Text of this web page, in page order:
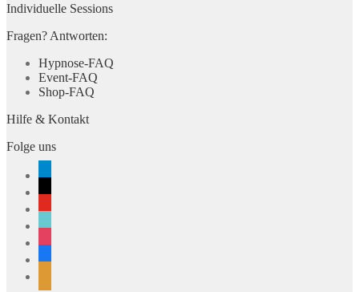
Individuelle Sessions
Fragen? Antworten:
Hypnose-FAQ
Event-FAQ
Shop-FAQ
Hilfe & Kontakt
Folge uns